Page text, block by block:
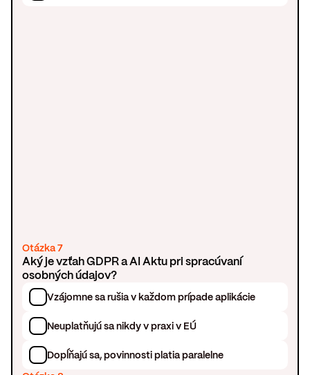
Otázka 7
Aký je vzťah GDPR a AI Aktu pri spracúvaní
osobných údajov?
Vzájomne sa rušia v každom prípade aplikácie
Neuplatňujú sa nikdy v praxi v EÚ
Dopĺňajú sa, povinnosti platia paralelne